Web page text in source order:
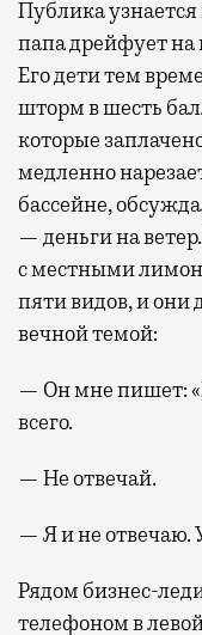
Публика
папа дрейфует
Его дети тем
шторм в шесть
которые
медленно
бассейне,
— деньги на
с местными
пяти видов, и они
вечной темой:
— Он мне пишет:
всего.
— Не отвечай.
— Я и не отвечаю.
Рядом бизнес-
телефоном в